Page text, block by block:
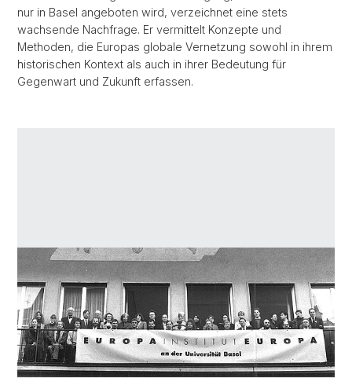
nur in Basel angeboten wird, verzeichnet eine stets
wachsende Nachfrage. Er vermittelt Konzepte und
Methoden, die Europas globale Vernetzung sowohl in ihrem
historischen Kontext als auch in ihrer Bedeutung für
Gegenwart und Zukunft erfassen.